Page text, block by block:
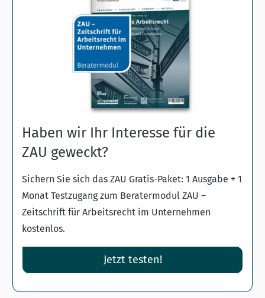
Haben wir Ihr Interesse für die
ZAU geweckt?
Sichern Sie sich das ZAU Gratis-Paket: 1 Ausgabe + 1
Monat Testzugang zum Beratermodul ZAU –
Zeitschrift für Arbeitsrecht im Unternehmen
kostenlos.
Jetzt testen!